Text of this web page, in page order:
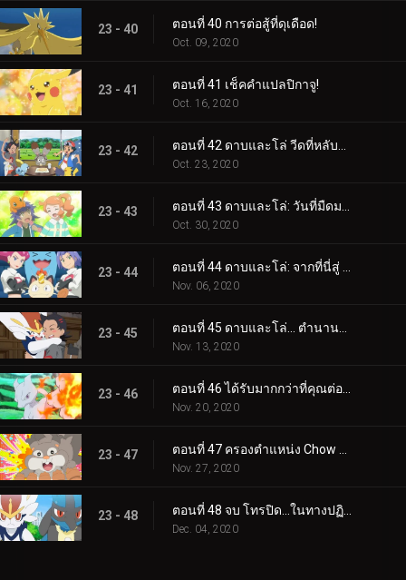
23 - 40 ตอนที่ 40 การต่อสู้ที่ดุเดือด!
Oct. 09, 2020
23 - 41 ตอนที่ 41 เช็คคำแปลปิกาจู!
Oct. 16, 2020
23 - 42
Oct. 23, 2020
23 - 43
Oct. 30, 2020
23 - 44
Nov. 06, 2020
23 - 45
Nov. 13, 2020
23 - 46
Nov. 20, 2020
23 - 47
Nov. 27, 2020
23 - 48
Dec. 04, 2020